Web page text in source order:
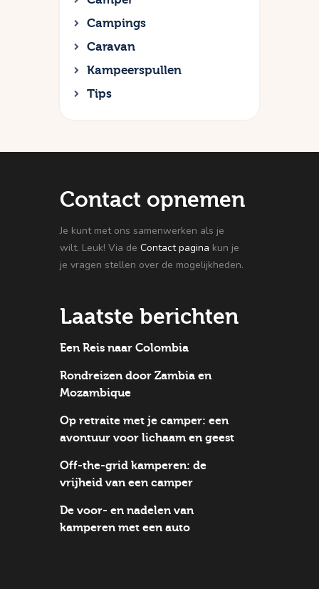
Campings
Caravan
Kampeerspullen
Tips
Contact opnemen
Je kunt met ons samenwerken als je
wilt. Leuk! Via de Contact pagina kun je
je vragen stellen over de mogelijkheden.
Laatste berichten
Een Reis naar Colombia
Rondreizen door Zambia en
Mozambique
Op retraite met je camper: een
avontuur voor lichaam en geest
Off-the-grid kamperen: de
vrijheid van een camper
De voor- en nadelen van
kamperen met een auto